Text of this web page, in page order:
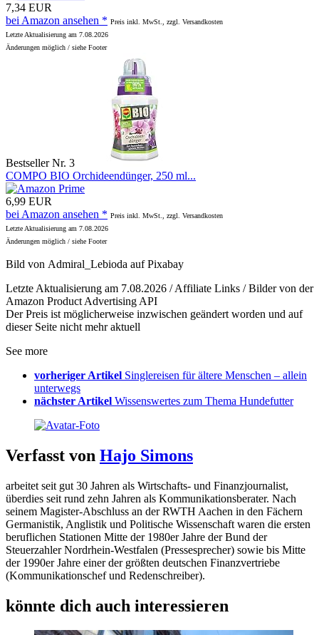
7,34 EUR
bei Amazon ansehen * Preis inkl. MwSt., zzgl. Versandkosten
Letzte Aktualisierung am 7.08.2026
Änderungen möglich / siehe Footer
Bestseller Nr. 3
COMPO BIO Orchideendünger, 250 ml...
6,99 EUR
bei Amazon ansehen * Preis inkl. MwSt., zzgl. Versandkosten
Letzte Aktualisierung am 7.08.2026
Änderungen möglich / siehe Footer
Bild von Admiral_Lebioda auf Pixabay
Letzte Aktualisierung am 7.08.2026 / Affiliate Links / Bilder von der
Amazon Product Advertising API
Der Preis ist möglicherweise inzwischen geändert worden und auf
dieser Seite nicht mehr aktuell
See more
vorheriger Artikel Singlereisen für ältere Menschen – allein
unterwegs
nächster Artikel Wissenswertes zum Thema Hundefutter
Verfasst von Hajo Simons
arbeitet seit gut 30 Jahren als Wirtschafts- und Finanzjournalist,
überdies seit rund zehn Jahren als Kommunikationsberater. Nach
seinem Magister-Abschluss an der RWTH Aachen in den Fächern
Germanistik, Anglistik und Politische Wissenschaft waren die ersten
beruflichen Stationen Mitte der 1980er Jahre der Bund der
Steuerzahler Nordrhein-Westfalen (Pressesprecher) sowie bis Mitte
der 1990er Jahre einer der größten deutschen Finanzvertriebe
(Kommunikationschef und Redenschreiber).
könnte dich auch interessieren